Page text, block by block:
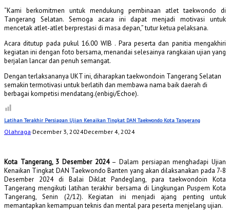
“Kami berkomitmen untuk mendukung pembinaan atlet taekwondo di
Tangerang Selatan. Semoga acara ini dapat menjadi motivasi untuk
mencetak atlet-atlet berprestasi di masa depan,” tutur ketua pelaksana.
Acara ditutup pada pukul 16.00 WIB . Para peserta dan panitia mengakhiri
kegiatan ini dengan foto bersama, menandai selesainya rangkaian ujian yang
berjalan lancar dan penuh semangat.
Dengan terlaksananya UKT ini, diharapkan taekwondoin Tangerang Selatan
semakin termotivasi untuk berlatih dan membawa nama baik daerah di
berbagai kompetisi mendatang.(enbigi/Echoe).
Latihan Terakhir Persiapan Ujian Kenaikan Tingkat DAN Taekwondo Kota Tangerang
Olahraga·December 3, 2024December 4, 2024
Kota Tangerang, 3 Desember 2024– Dalam persiapan menghadapi Ujian
Kenaikan Tingkat DAN Taekwondo Banten yang akan dilaksanakan pada 7-8
Desember 2024 di Balai Diklat Pandeglang, para taekwondoin Kota
Tangerang mengikuti latihan terakhir bersama di Lingkungan Puspem Kota
Tangerang, Senin (2/12). Kegiatan ini menjadi ajang penting untuk
memantapkan kemampuan teknis dan mental para peserta menjelang ujian.